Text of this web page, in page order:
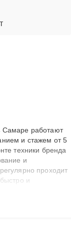
Самаре работают
и стажем от 5
техники бренда
и
проходит
и
решают